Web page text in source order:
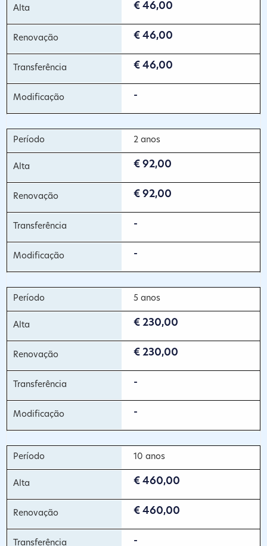
€ 46,00
€ 46,00
€ 46,00
-
2 anos
€ 92,00
€ 92,00
-
-
5 anos
€ 230,00
€ 230,00
-
-
10 anos
€ 460,00
€ 460,00
-